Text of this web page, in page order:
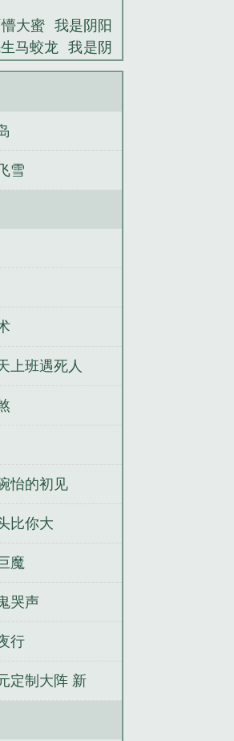
大蜜
我是阴阳
马蛟龙
我是阴
1V2 高H） 衍
雪
上班遇死人
怡的初见
比你大
魔
哭声
行
定制大阵 新